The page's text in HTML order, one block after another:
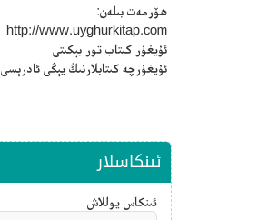
ھۆرمەت بىلەن:
http://www.uyghurkitap.com
ئۇيغۇر كىتاب تور بېكىتى
ئۇيغۇرچە كىتابلارنىڭ يېڭى ئادرېسى
ئىنكاسلار
ئىنكاس يوللاش